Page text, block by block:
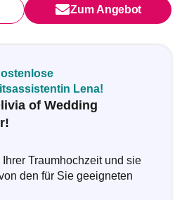
Zum Angebot
Lena!
of Wedding
Traumhochzeit und sie
den für Sie geeigneten